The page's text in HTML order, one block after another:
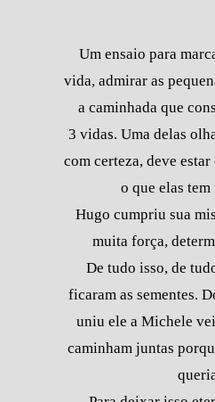
Um ensaio para
vida, admirar as
a caminhada que
3 vidas. Uma delas
com certeza, deve
o que elas
Hugo cumpriu sua
muita força,
De tudo isso, de
ficaram as sementes.
uniu ele a Michele
caminham juntas